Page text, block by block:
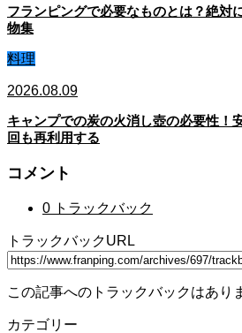
フランピングで必要なものとは？絶対
物集
料理
2026.08.09
キャンプでの炭の火消し壺の必要性！
回も再利用する
コメント
0 トラックバック
トラックバックURL
この記事へのトラックバックはあり
カテゴリー